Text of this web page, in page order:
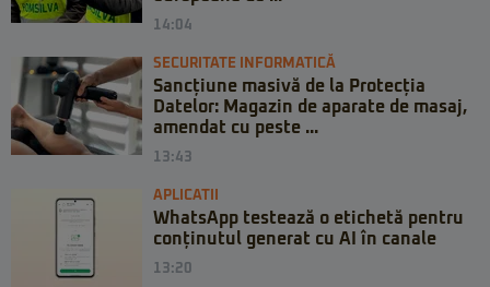
14:04
SECURITATE INFORMATICĂ
Sancțiune masivă de la Protecția
Datelor: Magazin de aparate de masaj,
amendat cu peste ...
13:43
APLICATII
WhatsApp testează o etichetă pentru
conținutul generat cu AI în canale
13:20